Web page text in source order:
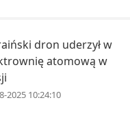
dron uderzył w
atomową w
2025 10:24:10